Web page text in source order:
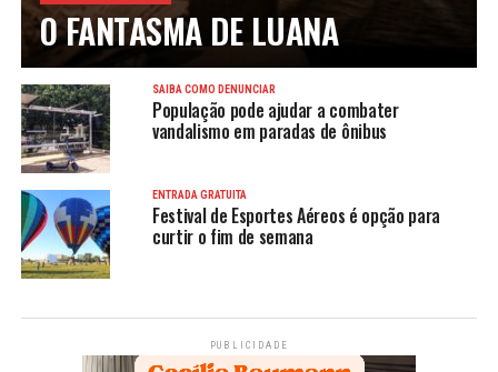
O FANTASMA DE LUANA
SAIBA COMO DENUNCIAR
População pode ajudar a combater
vandalismo em paradas de ônibus
ENTRADA GRATUITA
Festival de Esportes Aéreos é opção para
curtir o fim de semana
PUBLICIDADE